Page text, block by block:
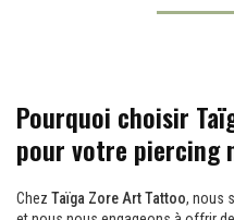
Pourquoi choisir
pour votre piercing
Chez Taïga Zore Art Tattoo, nous